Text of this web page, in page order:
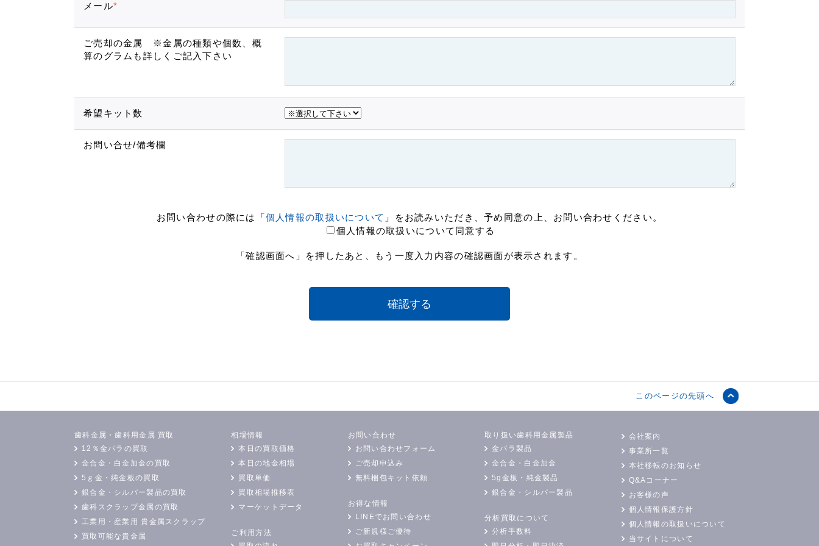
メール*
ご売却の金属 ※金属の種類や個数、概
算のグラムも詳しくご記入下さい
希望キット数
お問い合せ/備考欄
お問い合わせの際には「個人情報の取扱いについて 」をお読みいただき、予め同意の上、お問い合わせください。
個人情報の取扱いについて同意する
「確認画面へ」を押したあと、もう一度入力内容の確認画面が表示されます。
このページの先頭へ
歯科金属・歯科用金属 買取
12％金パラの買取
金合金・白金加金の買取
5ｇ金・純金板の買取
銀合金・シルバー製品の買取
歯科スクラップ金属の買取
工業用・産業用 貴金属スクラップ
買取可能な貴金属
相場情報
本日の買取価格
本日の地金相場
買取単価
買取相場推移表
マーケットデータ
ご利用方法
お問い合わせ
お問い合わせフォーム
ご売却申込み
無料梱包キット依頼
お得な情報
LINEでお問い合わせ
ご新規様ご優待
取り扱い歯科用金属製品
金パラ製品
金合金・白金加金
5g金板・純金製品
銀合金・シルバー製品
分析買取について
分析手数料
会社案内
事業所一覧
本社移転のお知らせ
Q&Aコーナー
お客様の声
個人情報保護方針
個人情報の取扱いについて
当サイトについて